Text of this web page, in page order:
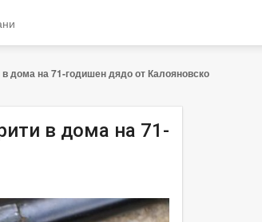
дома на 71-годишен дядо от Калояновско
в дома на 71-